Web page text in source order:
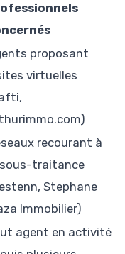
proposant
virtuelles
recourant à
traitance
Stephane
Immobilier)
agent en activité